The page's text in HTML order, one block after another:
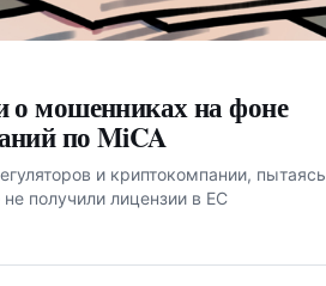
о мошенниках на фоне
по MiCA
и криптокомпании, пытаясь
получили лицензии в ЕС